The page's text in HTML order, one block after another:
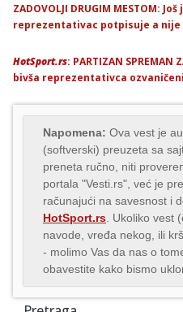
ZADOVOLJI DRUGIM MESTOM:
reprezentativac potpisuje a nije
HotSport.rs: PARTIZAN SPREMAN
bivša reprezentativca
Napomena: Ova vest je
(softverski) preuzeta sa
preneta ručno, niti
portala "Vesti.rs", već je
računajući na savesnost i
HotSport.rs . Ukoliko vest
navode, vređa nekog, ili
- molimo Vas da nas o
obavestite kako bismo